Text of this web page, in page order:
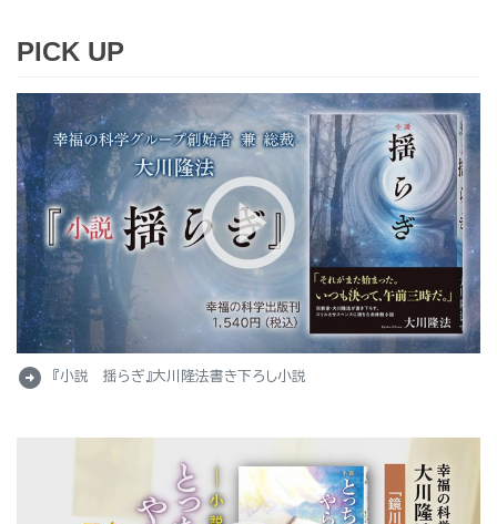
PICK UP
arrow_circle_right 『小説 揺らぎ』大川隆法書き下ろし小説